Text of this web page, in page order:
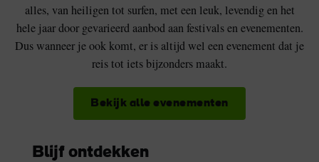
alles, van heiligen tot surfen, met een leuk, levendig en het
hele jaar door gevarieerd aanbod aan festivals en evenementen.
Dus wanneer je ook komt, er is altijd wel een evenement dat je
reis tot iets bijzonders maakt.
Bekijk alle evenementen
Blijf ontdekken